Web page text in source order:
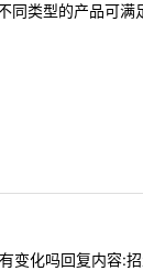
同类型的产品可满
化吗回复内容: